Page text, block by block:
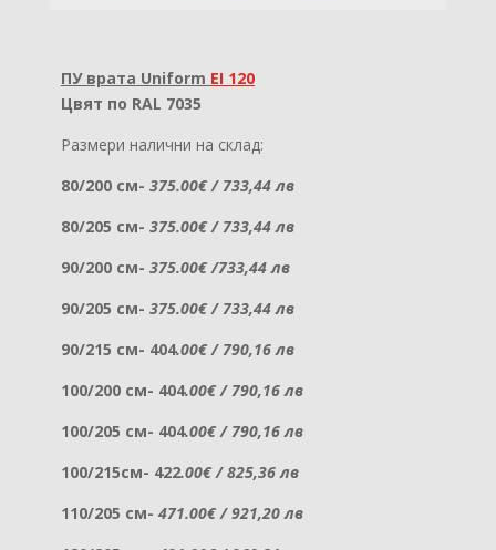
ПУ врата Uniform EI 120
Цвят по RAL 7035
Размери налични на склад:
80/200 см- 375.00€ / 733,44 лв
80/205 см- 375.00€ / 733,44 лв
90/200 см- 375.00€ /733,44 лв
90/205 см- 375.00€ / 733,44 лв
90/215 см- 404.00€ / 790,16 лв
100/200 см- 404.00€ / 790,16 лв
100/205 см- 404.00€ / 790,16 лв
100/215см- 422.00€ / 825,36 лв
110/205 см- 471.00€ / 921,20 лв